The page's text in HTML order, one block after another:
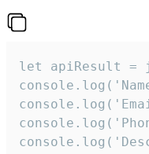
let apiResult =